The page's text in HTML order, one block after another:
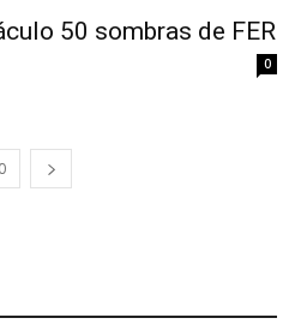
50 sombras de FER
0